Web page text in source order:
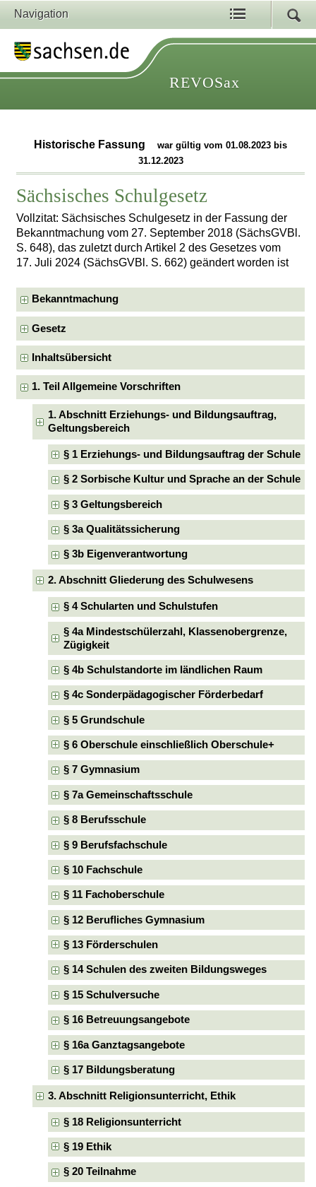
Navigation
REVOSax
Historische Fassung
war gültig vom 01.08.2023 bis
31.12.2023
Sächsisches Schulgesetz
Vollzitat: Sächsisches Schulgesetz in der Fassung der
Bekanntmachung vom 27. September 2018 (SächsGVBl.
S. 648), das zuletzt durch Artikel 2 des Gesetzes vom
17. Juli 2024 (SächsGVBl. S. 662) geändert worden ist
Bekanntmachung
Gesetz
Inhaltsübersicht
1. Teil Allgemeine Vorschriften
1. Abschnitt Erziehungs- und Bildungsauftrag,
Geltungsbereich
§ 1 Erziehungs- und Bildungsauftrag der Schule
§ 2 Sorbische Kultur und Sprache an der Schule
§ 3 Geltungsbereich
§ 3a Qualitätssicherung
§ 3b Eigenverantwortung
2. Abschnitt Gliederung des Schulwesens
§ 4 Schularten und Schulstufen
§ 4a Mindestschülerzahl, Klassenobergrenze,
Zügigkeit
§ 4b Schulstandorte im ländlichen Raum
§ 4c Sonderpädagogischer Förderbedarf
§ 5 Grundschule
§ 6 Oberschule einschließlich Oberschule+
§ 7 Gymnasium
§ 7a Gemeinschaftsschule
§ 8 Berufsschule
§ 9 Berufsfachschule
§ 10 Fachschule
§ 11 Fachoberschule
§ 12 Berufliches Gymnasium
§ 13 Förderschulen
§ 14 Schulen des zweiten Bildungsweges
§ 15 Schulversuche
§ 16 Betreuungsangebote
§ 16a Ganztagsangebote
§ 17 Bildungsberatung
3. Abschnitt Religionsunterricht, Ethik
§ 18 Religionsunterricht
§ 19 Ethik
§ 20 Teilnahme